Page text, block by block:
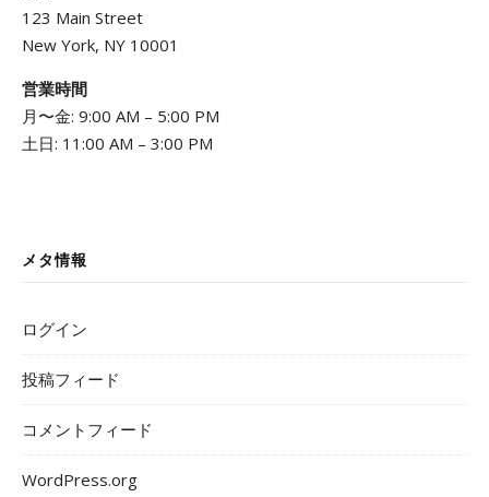
123 Main Street
New York, NY 10001
営業時間
月〜金: 9:00 AM – 5:00 PM
土日: 11:00 AM – 3:00 PM
メタ情報
ログイン
投稿フィード
コメントフィード
WordPress.org